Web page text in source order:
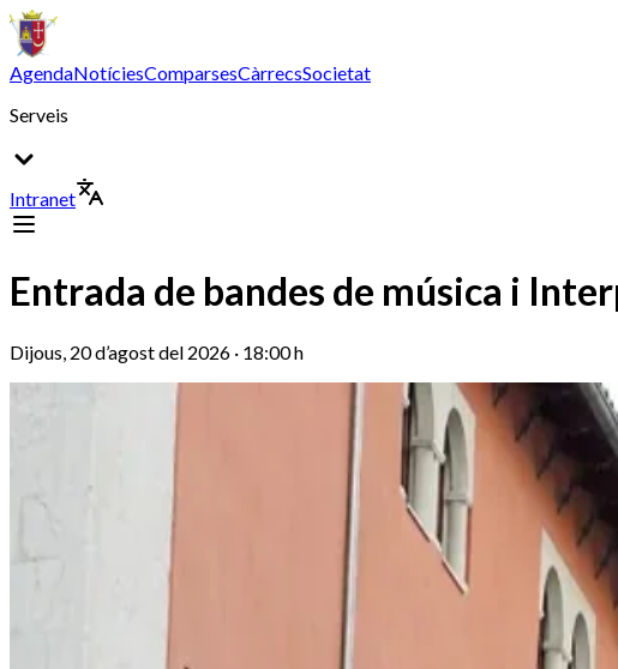
AgendaNotíciesComparsesCàrrecsSocietat
Serveis
Intranet
Entrada de bandes de música i
Dijous, 20 d’agost del 2026 · 18:00 h